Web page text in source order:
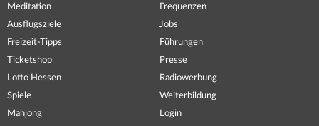
Meditation
Ausflugsziele
Freizeit-Tipps
Ticketshop
Lotto Hessen
Spiele
Mahjong
Frequenzen
Jobs
Führungen
Presse
Radiowerbung
Weiterbildung
Login